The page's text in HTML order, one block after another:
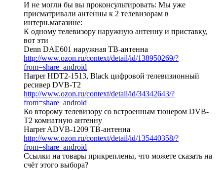
И не могли бы вы проконсультировать: Мы уже
присматривали антенны к 2 телевизорам в
интерн.магазине:
К одному телевизору наружную антенну и приставку,
вот эти
Denn DAE601 наружная ТВ-антенна
http://www.ozon.ru/context/detail/id/138950269/?
from=share_android
Harper HDT2-1513, Black цифровой телевизионный
ресивер DVB-T2
http://www.ozon.ru/context/detail/id/34342643/?
from=share_android
Ко второму телевизору со встроенным тюнером DVB-
T2 комнатную антенну
Harper ADVB-1209 ТВ-антенна
http://www.ozon.ru/context/detail/id/135440358/?
from=share_android
Ссылки на товары прикреплены, что можете сказать на
счёт этого выбора?